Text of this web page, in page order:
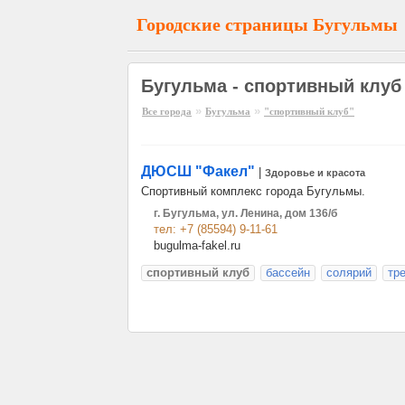
Городские страницы Бугульмы
Бугульма - спортивный клуб
Все города » Бугульма » "спортивный клуб"
ДЮСШ "Факел" Здоровье и красота
Спортивный комплекс города Бугульмы.
г. Бугульма, ул. Ленина, дом 136/б
тел: +7 (85594) 9-11-61
bugulma-fakel.ru
спортивный клуб
бассейн солярий